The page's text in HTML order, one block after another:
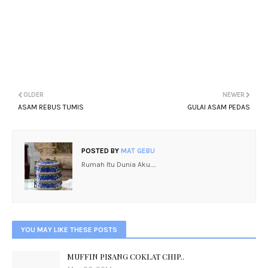
NEWER
GULAI ASAM PEDAS
OLDER
ASAM REBUS TUMIS
POSTED BY MAT GEBU
Rumah Itu Dunia Aku.....
YOU MAY LIKE THESE POSTS
MUFFIN PISANG COKLAT CHIP..